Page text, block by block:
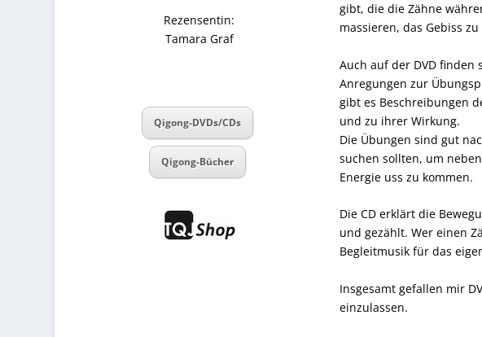
Rezensentin:
Tamara Graf
Qigong-DVDs/CDs
Qigong-Bücher
gibt, die die Zähne
massieren, das Gebiss
Auch auf der DVD finden
Anregungen zur
gibt es Beschreibungen
und zu ihrer Wirkung.
Die Übungen sind gut
suchen sollten, um
Energie uss zu kommen.
Die CD erklärt die
und gezählt. Wer einen
Begleitmusik für das
Insgesamt gefallen mir
einzulassen.